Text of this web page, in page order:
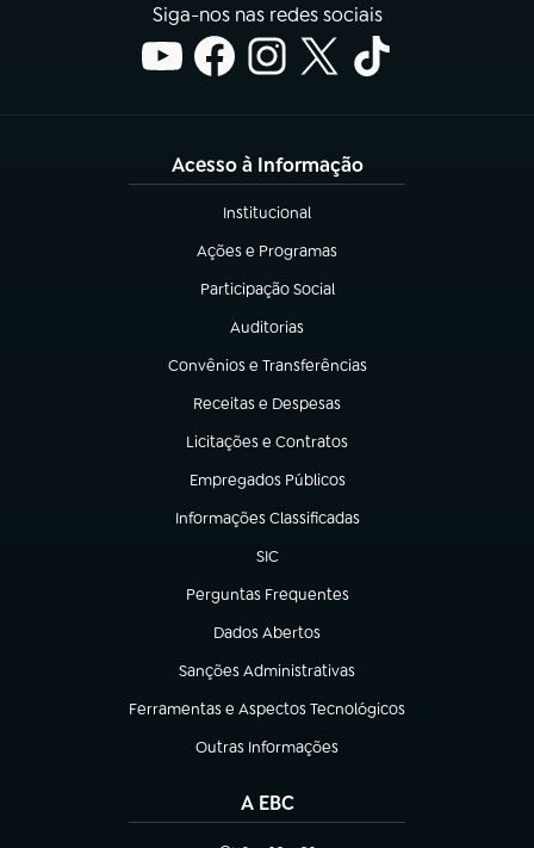
Siga-nos nas redes sociais
Acesso à Informação
Institucional
(abre em nova aba)
Ações e Programas
(abre em nova aba)
Participação Social
(abre em nova aba)
Auditorias
(abre em nova aba)
Convênios e Transferências
(abre em nova aba)
Receitas e Despesas
(abre em nova aba)
Licitações e Contratos
(abre em nova aba)
Empregados Públicos
(abre em nova aba)
Informações Classificadas
(abre em nova aba)
SIC
(abre em nova aba)
Perguntas Frequentes
(abre em nova aba)
Dados Abertos
(abre em nova aba)
Sanções Administrativas
(abre em nova aba)
Ferramentas e Aspectos Tecnológicos
(abre em nova aba)
Outras Informações
(abre em nova aba)
A EBC